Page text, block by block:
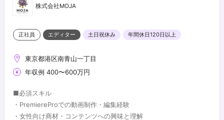
株式会社MOJA
正社員 エディター 土日祝休み 年間休日120日以上
東京都港区南青山一丁目
年収例 400〜600万円
■必須スキル
・PremiereProでの動画制作・編集経験
・女性向け商材・コンテンツへの興味と理解